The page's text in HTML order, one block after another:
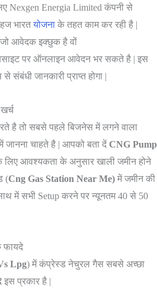
Nexgen Energia Limited कंपनी से
भारतयोजना के तहत काम कर रही है |
आवेदक इक्छुक है वों
पर ऑनलाइन आवेदन भर सकते है | इस
संबंधी जानकारी प्राप्त होगा |
है तो सबसे पहले बिजनेस में लगने वाला
जानना चाहते है | आपको बता दें CNG Pump
आवश्यकता के अनुसार खाली जमीन होने
(Cng Gas Station Near Me) में जमीन की
में सभी Setup करने पर न्यूनतम 40 से 50
फायदे
Lpg) में कंप्रेस्ड नेचुरल गैस सबसे अच्छा
प्रकार है |